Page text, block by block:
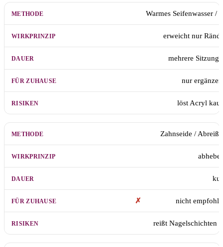
Warmes Seifenwasser /
erweicht nur
mehrere
nur
löst Acryl
Zahnseide /
✗ nicht
reißt Nagelschichten